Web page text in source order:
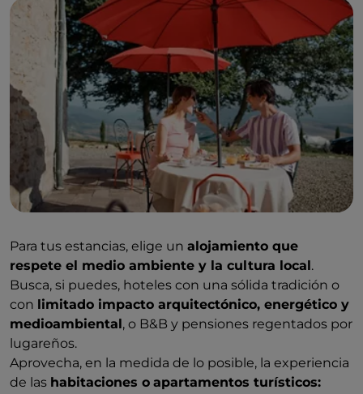
barrios y los pueblos a
pie, a tu
ritmo, quizá fuera de
los caminos trillados: esa es la mejor manera pra
hacer descubrimientos sorprendentes.
Para tus estancias, elige un alojamiento que
respete el medio ambiente y la cultura local.
Busca, si puedes, hoteles con una sólida tradición o
con limitado impacto arquitectónico, energético y
medioambiental, o B&B y pensiones regentados por
lugareños.
Aprovecha, en la medida de lo posible, la experiencia
de las habitaciones o apartamentos turísticos: